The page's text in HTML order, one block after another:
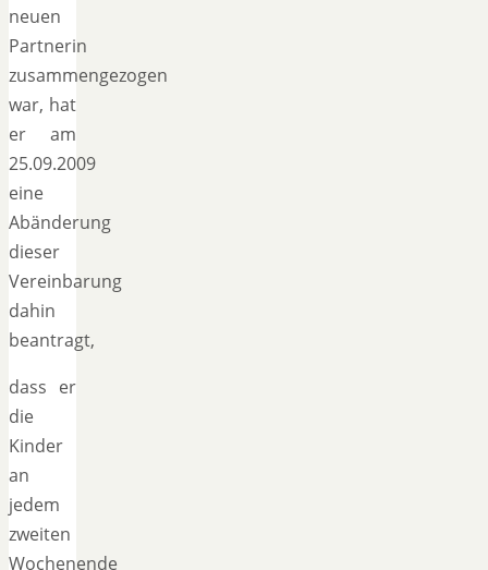
neuen
Partnerin
zusammengezogen
war, hat
er am
25.09.2009
eine
Abänderung
dieser
Vereinbarung
dahin
beantragt,
dass er
die
Kinder
an
jedem
zweiten
Wochenende